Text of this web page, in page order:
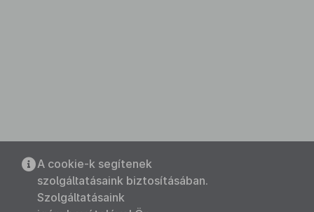
A cookie-k segítenek
szolgáltatásaink biztosításában.
Szolgáltatásaink